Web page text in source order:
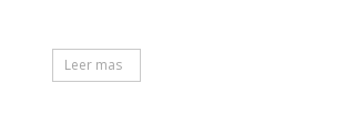
Leer mas